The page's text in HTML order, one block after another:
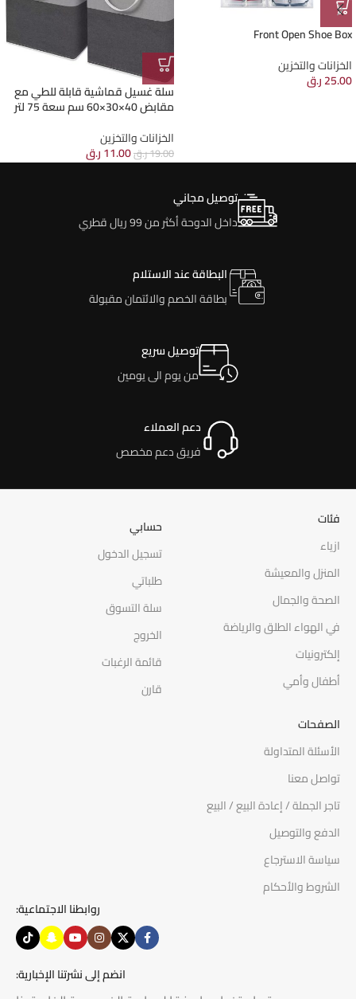
Front Open Shoe Box
الخزانات والتخزين
25.00ر.ق
سلة غسيل قماشية قابلة للطي مع
مقابض 40×30×60 سم سعة 75 لتر
الخزانات والتخزين
19.00ر.ق11.00ر.ق
توصيل مجاني
داخل الدوحة أكثر من 99 ريال قطري
البطاقة عند الاستلام
بطاقة الخصم والائتمان مقبولة
توصيل سريع
من يوم الى يومين
دعم العملاء
فريق دعم مخصص
فئات
ازياء
المنزل والمعيشة
الصحة والجمال
في الهواء الطلق والرياضة
إلكترونيات
أطفال وأمي
حسابي
تسجيل الدخول
طلباتي
سلة التسوق
الخروج
قائمة الرغبات
قارن
الصفحات
الأسئلة المتداولة
تواصل معنا
تاجر الجملة / إعادة البيع / البيع
الدفع والتوصيل
سياسة الاسترجاع
الشروط والأحكام
روابطنا الاجتماعية:
انضم إلى نشرتنا الإخبارية: